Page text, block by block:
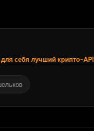
для себя лучший крипто-API